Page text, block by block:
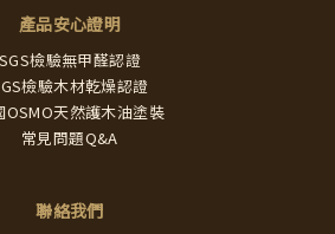
產品安心證明
SGS檢驗無甲醛認證
檢驗木材乾燥認證
OSMO天然護木油塗裝
常見問題Q&A
聯絡我們